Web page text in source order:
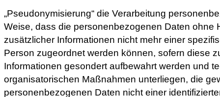
„Pseudonymisierung“ die Verarbeitung
Weise, dass die personenbezogenen Daten ohne
zusätzlicher Informationen nicht mehr einer
Person zugeordnet werden können, sofern diese
Informationen gesondert aufbewahrt werden und
organisatorischen Maßnahmen unterliegen, die
personenbezogenen Daten nicht einer